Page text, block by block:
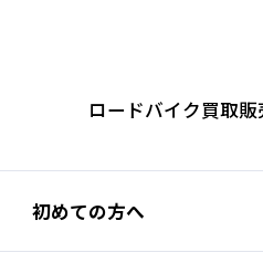
ロードバイク買取
初めての方へ